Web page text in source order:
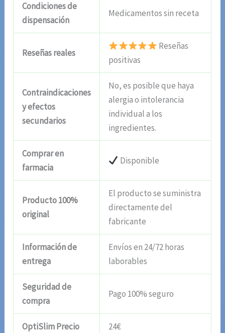
Condiciones de
dispensación
Medicamentos sin receta
Reseñas reales
Reseñas
positivas
Contraindicaciones
y efectos
secundarios
No, es posible que haya
alergia o intolerancia
individual a los
ingredientes.
Comprar en
farmacia
Disponible
Producto 100%
original
El producto se suministra
directamente del
fabricante
Información de
entrega
Envíos en 24/72 horas
laborables
Seguridad de
compra
Pago 100% seguro
OptiSlim Precio 24€